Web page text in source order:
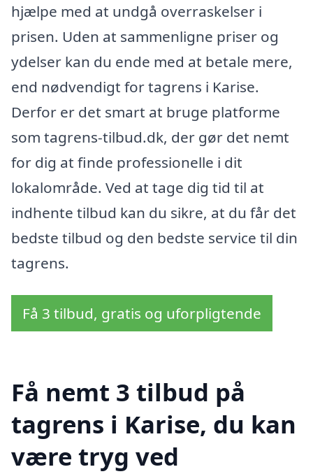
hjælpe med at undgå overraskelser i
prisen. Uden at sammenligne priser og
ydelser kan du ende med at betale mere,
end nødvendigt for tagrens i Karise.
Derfor er det smart at bruge platforme
som tagrens-tilbud.dk, der gør det nemt
for dig at finde professionelle i dit
lokalområde. Ved at tage dig tid til at
indhente tilbud kan du sikre, at du får det
bedste tilbud og den bedste service til din
tagrens.
Få 3 tilbud, gratis og uforpligtende
Få nemt 3 tilbud på
tagrens i Karise, du kan
være tryg ved